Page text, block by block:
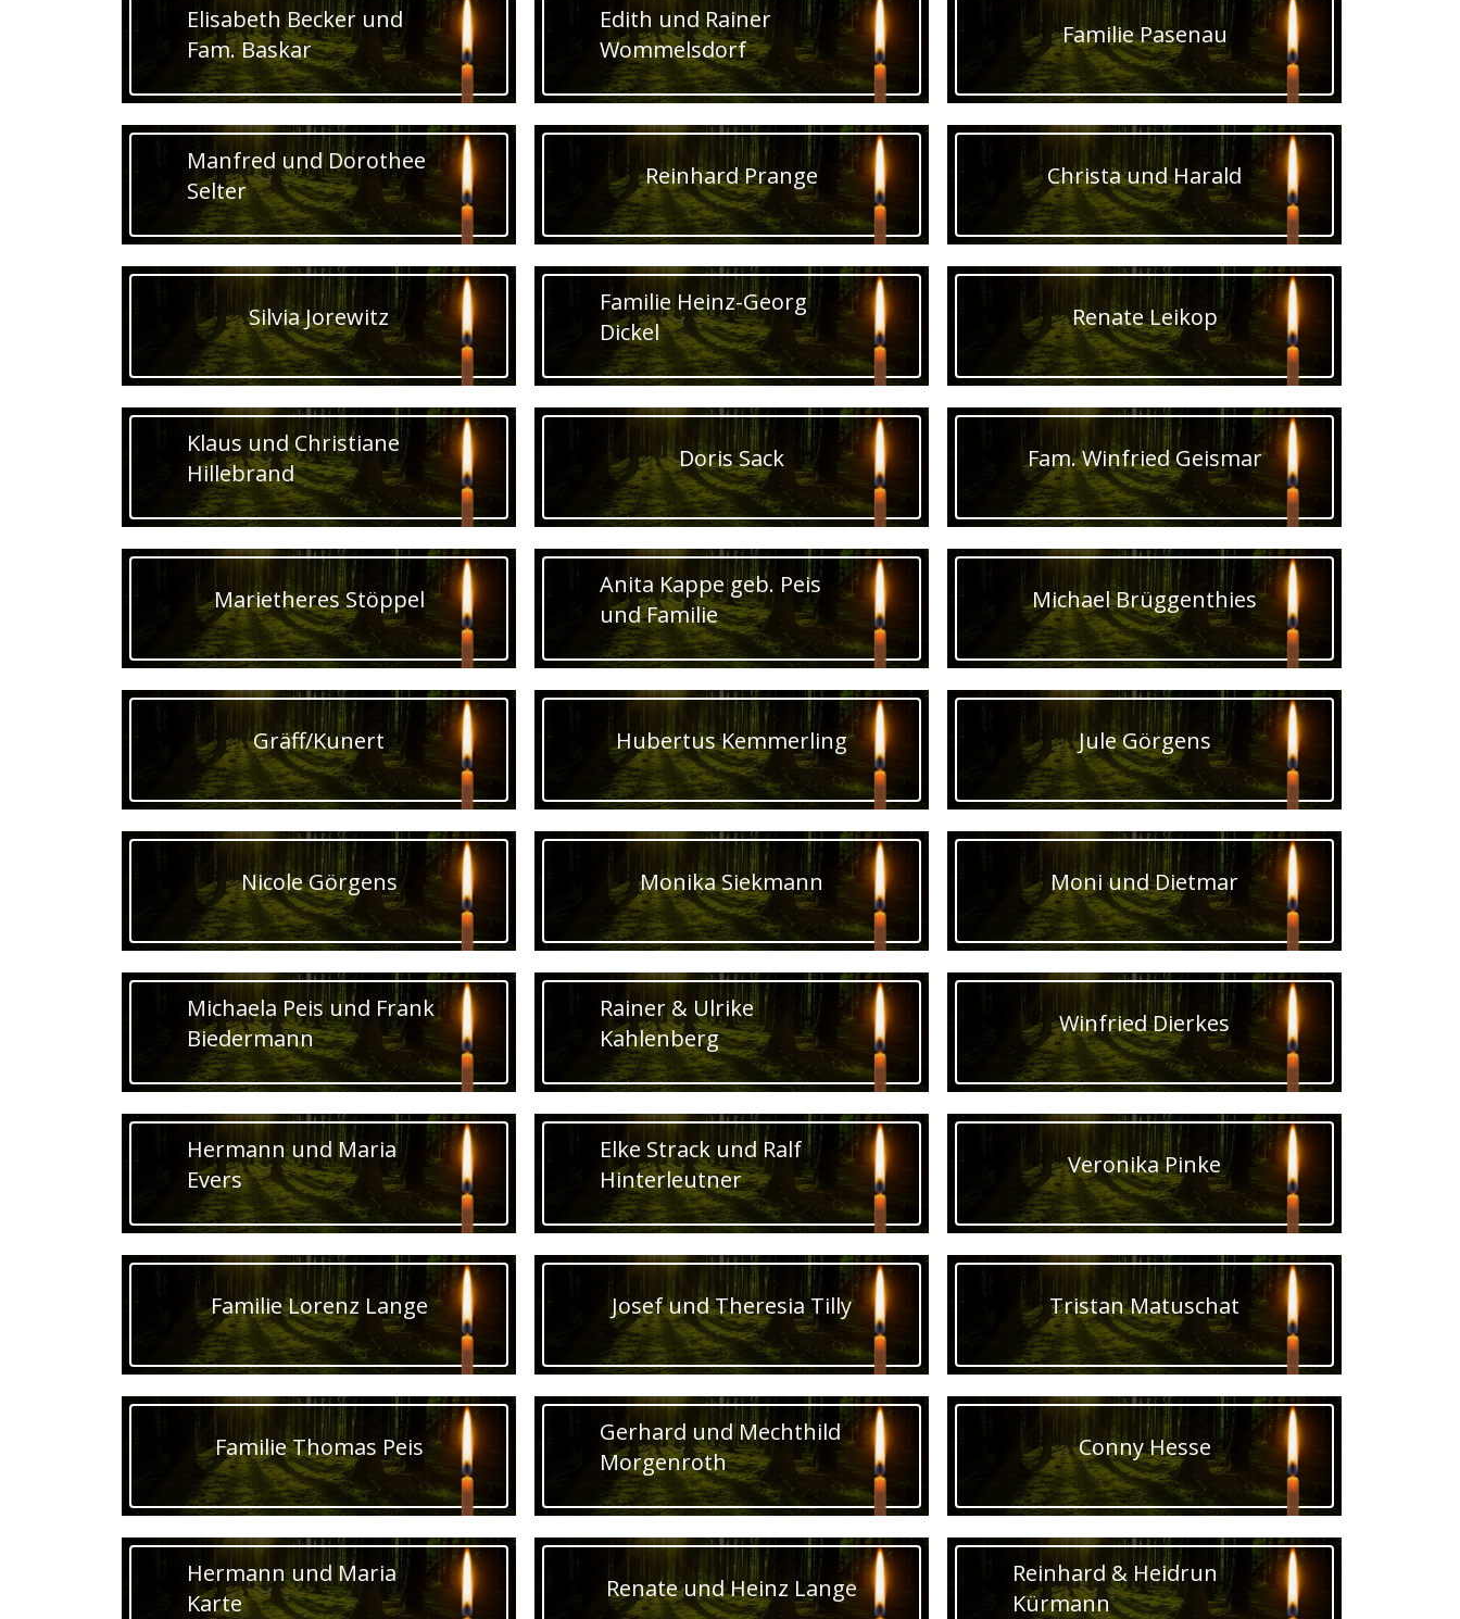
Elisabeth Becker und
Fam. Baskar
Edith und Rainer
Wommelsdorf
Familie Pasenau
Manfred und Dorothee
Selter
Reinhard Prange Christa und Harald
Silvia Jorewitz
Familie Heinz-Georg
Dickel
Renate Leikop
Klaus und Christiane
Hillebrand
Doris Sack Fam. Winfried Geismar
Marietheres Stöppel
Anita Kappe geb. Peis
und Familie
Michael Brüggenthies
Gräff/Kunert Hubertus Kemmerling Jule Görgens
Nicole Görgens Monika Siekmann Moni und Dietmar
Michaela Peis und Frank
Biedermann
Rainer & Ulrike
Kahlenberg
Winfried Dierkes
Hermann und Maria
Evers
Elke Strack und Ralf
Hinterleutner
Veronika Pinke
Familie Lorenz Lange Josef und Theresia Tilly Tristan Matuschat
Familie Thomas Peis
Gerhard und Mechthild
Morgenroth
Conny Hesse
Hermann und Maria
Karte
Renate und Heinz Lange
Reinhard & Heidrun
Kürmann